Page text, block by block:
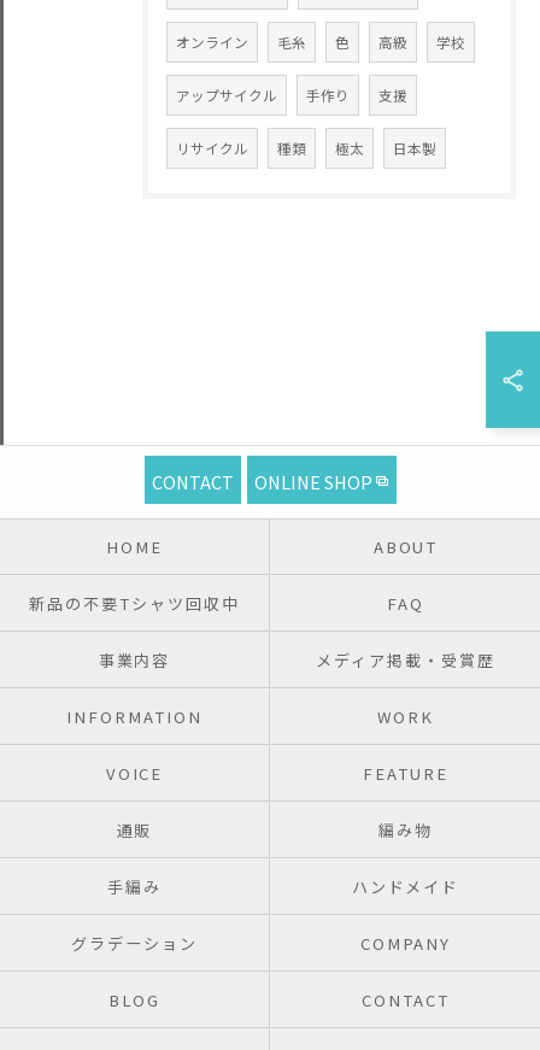
オンライン 毛糸 色 高級 学校
アップサイクル 手作り 支援
リサイクル 種類 極太 日本製
CONTACT ONLINE SHOP
HOME ABOUT
新品の不要Tシャツ回収中 FAQ
事業内容 メディア掲載・受賞歴
INFORMATION WORK
VOICE FEATURE
通販 編み物
手編み ハンドメイド
グラデーション COMPANY
BLOG CONTACT